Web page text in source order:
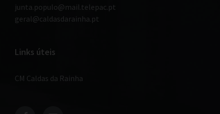
junta.populo@mail.telepac.pt
geral@caldasdarainha.pt
Links úteis
CM Caldas da Rainha